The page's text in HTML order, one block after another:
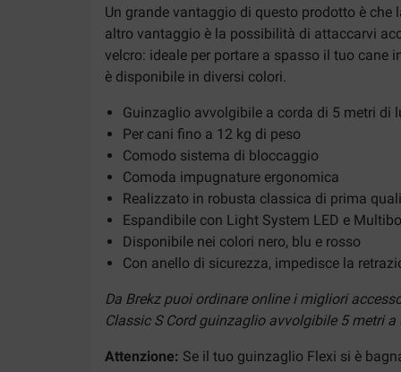
Un grande vantaggio di questo prodotto è
altro vantaggio è la possibilità di attaccarvi
velcro: ideale per portare a spasso il tuo cane
è disponibile in diversi colori.
Guinzaglio avvolgibile a corda di 5 metri di
Per cani fino a 12 kg di peso
Comodo sistema di bloccaggio
Comoda impugnature ergonomica
Realizzato in robusta classica di prima
Espandibile con Light System LED e
Disponibile nei colori nero, blu e rosso
Con anello di sicurezza, impedisce la
Da Brekz puoi ordinare online i migliori
Classic S Cord guinzaglio avvolgibile 5 metri
Attenzione: Se il tuo guinzaglio Flexi si è